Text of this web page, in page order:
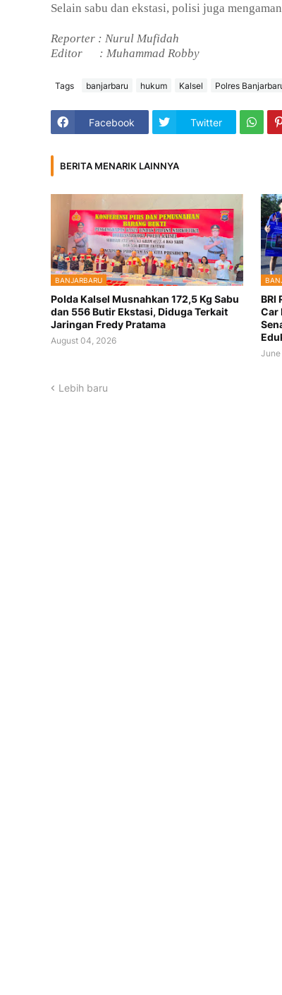
Selain sabu dan ekstasi, polisi juga
Reporter : Nurul Mufidah
Editor
: Muhammad Robby
Tags banjarbaru hukum Kalsel Polres
Facebook Twitter
BERITA MENARIK LAINNYA
BANJARBARU
Polda Kalsel Musnahkan 172,5 Kg Sabu
dan 556 Butir Ekstasi, Diduga Terkait
Jaringan Fredy Pratama
August 04, 2026
BRI
Car
June
Lebih baru